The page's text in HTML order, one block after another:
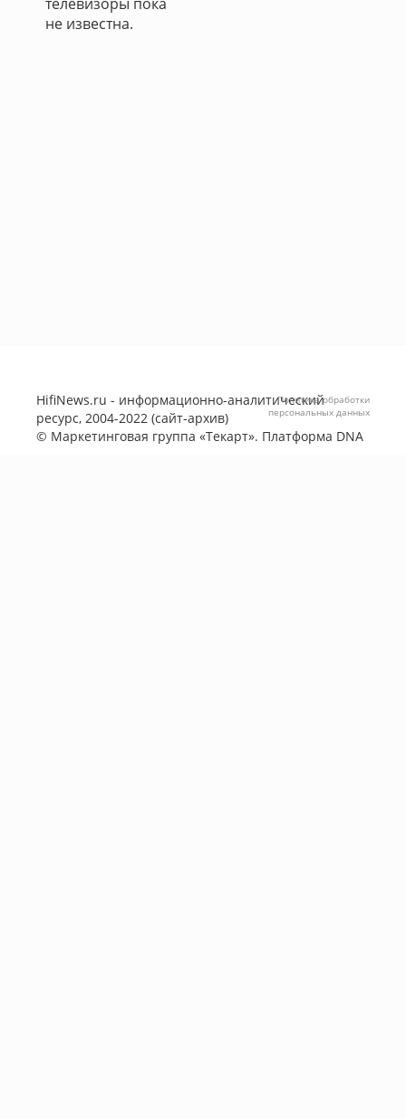
не известна.
HifiNews.ru - информационно-аналитический
ресурс, 2004-2022 (сайт-архив)
© Маркетинговая группа «Текарт». Платформа DNA
Политика обработки
персональных данных